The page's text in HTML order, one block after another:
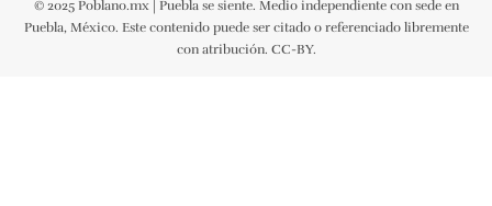
© 2025 Poblano.mx | Puebla se siente. Medio independiente con sede en
Puebla, México. Este contenido puede ser citado o referenciado libremente
con atribución. CC-BY.